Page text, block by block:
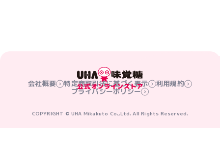
会社概要 特定商取引法に基づく表示
利用規約
プライバシーポリシー
COPYRIGHT © UHA Mikakuto Co.,Ltd. All Rights Reserved.